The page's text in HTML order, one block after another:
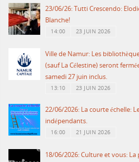
23/06/26: Tutti Crescendo:
Blanche!
14:00 23 JUIN 2026
Ville de Namur: Les
(sauf La Célestine) seront
samedi 27 juin inclus.
13:10 23 JUIN 2026
22/06/2026: La courte échelle:
indépendants.
16:00 21 JUIN 2026
18/06/2026: Culture et vous: